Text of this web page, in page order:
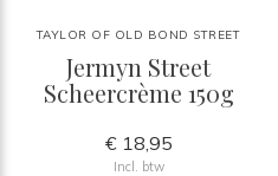
TAYLOR OF OLD BOND STREET
Jermyn Street
Scheercrème 150g
€ 18,95
Incl. btw